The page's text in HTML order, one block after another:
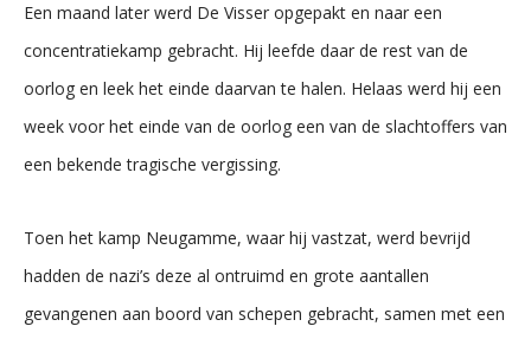
Een maand later werd De Visser opgepakt en naar een
concentratiekamp gebracht. Hij leefde daar de rest van de
oorlog en leek het einde daarvan te halen. Helaas werd hij een
week voor het einde van de oorlog een van de slachtoffers van
een bekende tragische vergissing.
Toen het kamp Neugamme, waar hij vastzat, werd bevrijd
hadden de nazi’s deze al ontruimd en grote aantallen
gevangenen aan boord van schepen gebracht, samen met een